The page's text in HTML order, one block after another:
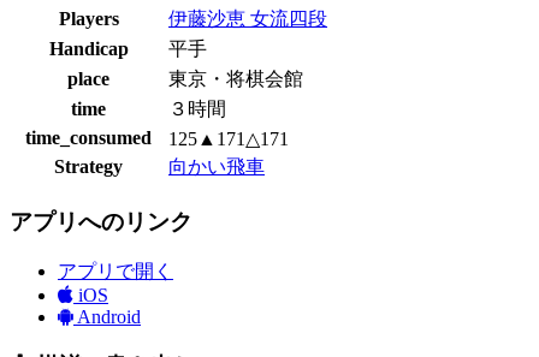
Players
伊藤沙恵 女流四段
Handicap
平手
place
東京・将棋会館
time
３時間
time_consumed
125▲171△171
Strategy
向かい飛車
アプリへのリンク
アプリで開く
iOS
Android